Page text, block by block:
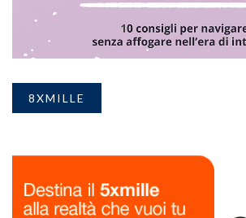
8XMILLE